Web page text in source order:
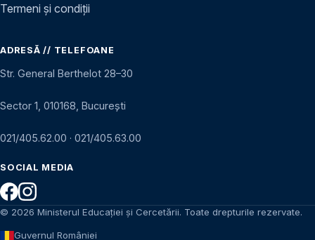
Termeni și condiții
ADRESĂ // TELEFOANE
Str. General Berthelot 28–30
Sector 1, 010168, București
021/405.62.00 · 021/405.63.00
SOCIAL MEDIA
© 2026 Ministerul Educației și Cercetării. Toate drepturile rezervate.
Guvernul României